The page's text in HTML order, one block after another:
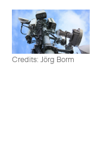
Credits: Jörg Borm